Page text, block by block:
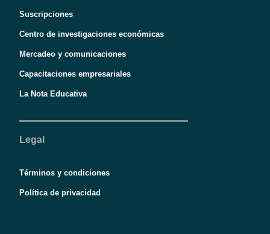
Suscripciones
Centro de investigaciones económicas
Mercadeo y comunicaciones
Capacitaciones empresariales
La Nota Educativa
Legal
Términos y condiciones
Política de privacidad